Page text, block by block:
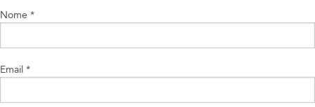
Nome *
Email *